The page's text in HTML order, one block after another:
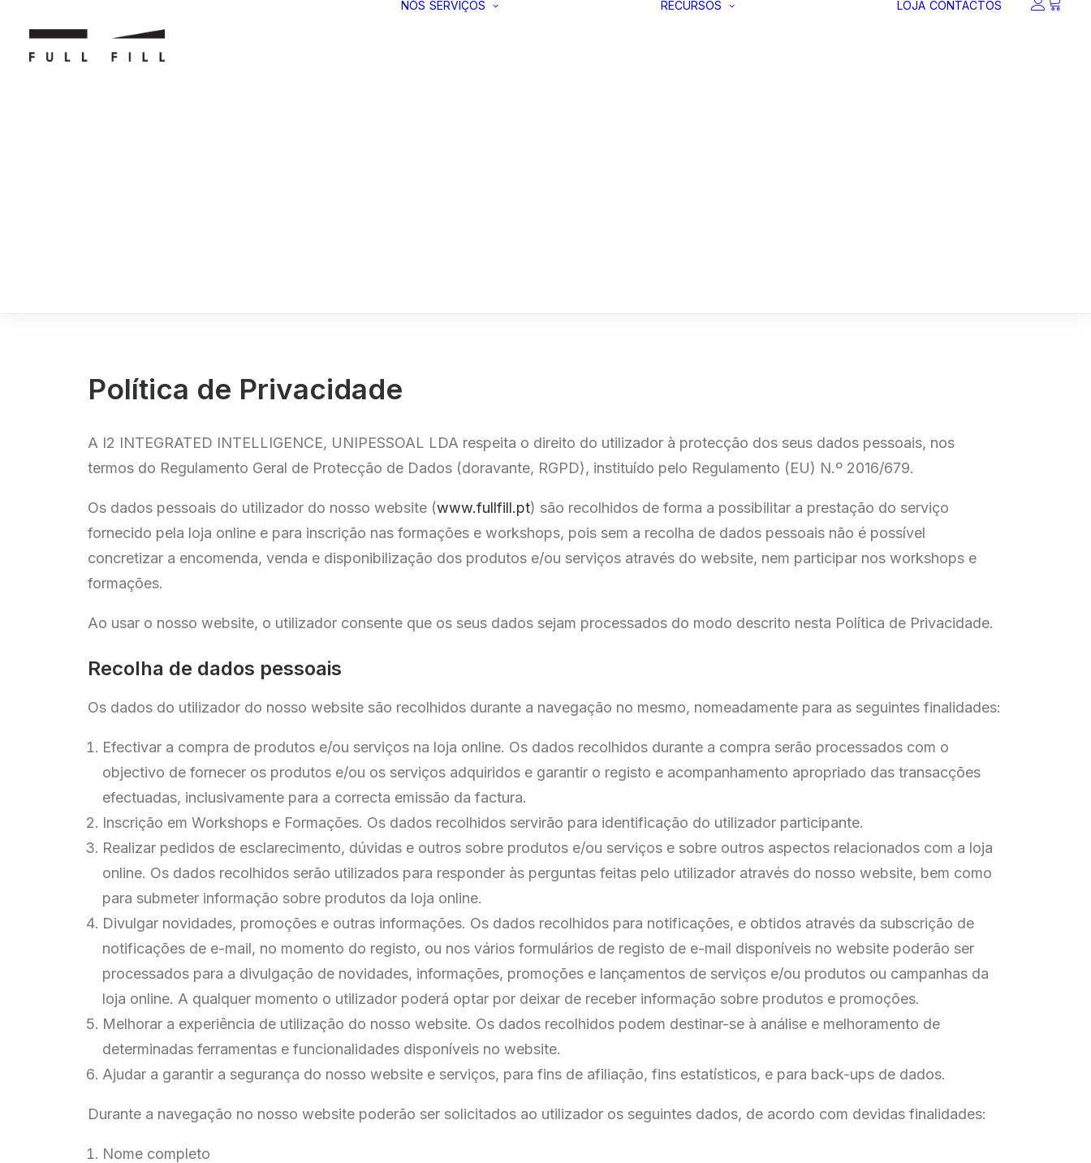
NÓS SERVIÇOS RECURSOS LOJA CONTACTOS
Política de Privacidade
A I2 INTEGRATED INTELLIGENCE, UNIPESSOAL LDA respeita o direito do utilizador à protecção dos seus dados pessoais, nos
termos do Regulamento Geral de Protecção de Dados (doravante, RGPD), instituído pelo Regulamento (EU) N.º 2016/679.
Os dados pessoais do utilizador do nosso website (www.fullfill.pt) são recolhidos de forma a possibilitar a prestação do serviço
fornecido pela loja online e para inscrição nas formações e workshops, pois sem a recolha de dados pessoais não é possível
concretizar a encomenda, venda e disponibilização dos produtos e/ou serviços através do website, nem participar nos workshops e
formações.
Ao usar o nosso website, o utilizador consente que os seus dados sejam processados do modo descrito nesta Política de Privacidade.
Recolha de dados pessoais
Os dados do utilizador do nosso website são recolhidos durante a navegação no mesmo, nomeadamente para as seguintes finalidades:
Efectivar a compra de produtos e/ou serviços na loja online. Os dados recolhidos durante a compra serão processados com o
objectivo de fornecer os produtos e/ou os serviços adquiridos e garantir o registo e acompanhamento apropriado das transacções
efectuadas, inclusivamente para a correcta emissão da factura.
Inscrição em Workshops e Formações. Os dados recolhidos servirão para identificação do utilizador participante.
Realizar pedidos de esclarecimento, dúvidas e outros sobre produtos e/ou serviços e sobre outros aspectos relacionados com a loja
online. Os dados recolhidos serão utilizados para responder às perguntas feitas pelo utilizador através do nosso website, bem como
para submeter informação sobre produtos da loja online.
Divulgar novidades, promoções e outras informações. Os dados recolhidos para notificações, e obtidos através da subscrição de
notificações de e-mail, no momento do registo, ou nos vários formulários de registo de e-mail disponíveis no website poderão ser
processados para a divulgação de novidades, informações, promoções e lançamentos de serviços e/ou produtos ou campanhas da
loja online. A qualquer momento o utilizador poderá optar por deixar de receber informação sobre produtos e promoções.
Melhorar a experiência de utilização do nosso website. Os dados recolhidos podem destinar-se à análise e melhoramento de
determinadas ferramentas e funcionalidades disponíveis no website.
Ajudar a garantir a segurança do nosso website e serviços, para fins de afiliação, fins estatísticos, e para back-ups de dados.
Durante a navegação no nosso website poderão ser solicitados ao utilizador os seguintes dados, de acordo com devidas finalidades:
Nome completo